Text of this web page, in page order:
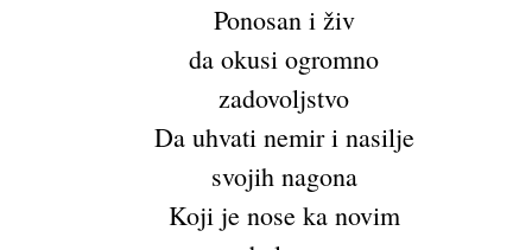
Ponosan i živ
da okusi ogromno
zadovoljstvo
Da uhvati nemir i nasilje
svojih nagona
Koji je nose ka novim